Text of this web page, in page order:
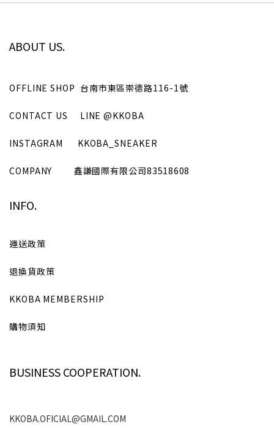
ABOUT US.
OFFLINE SHOP 台南市東區崇德路116-1號
CONTACT US LINE @KKOBA
INSTAGRAM KKOBA_SNEAKER
COMPANY 鑫謙國際有限公司83518608
INFO.
運送政策
退換貨政策
KKOBA MEMBERSHIP
購物須知
BUSINESS COOPERATION.
KKOBA.OFICIAL@GMAIL.COM